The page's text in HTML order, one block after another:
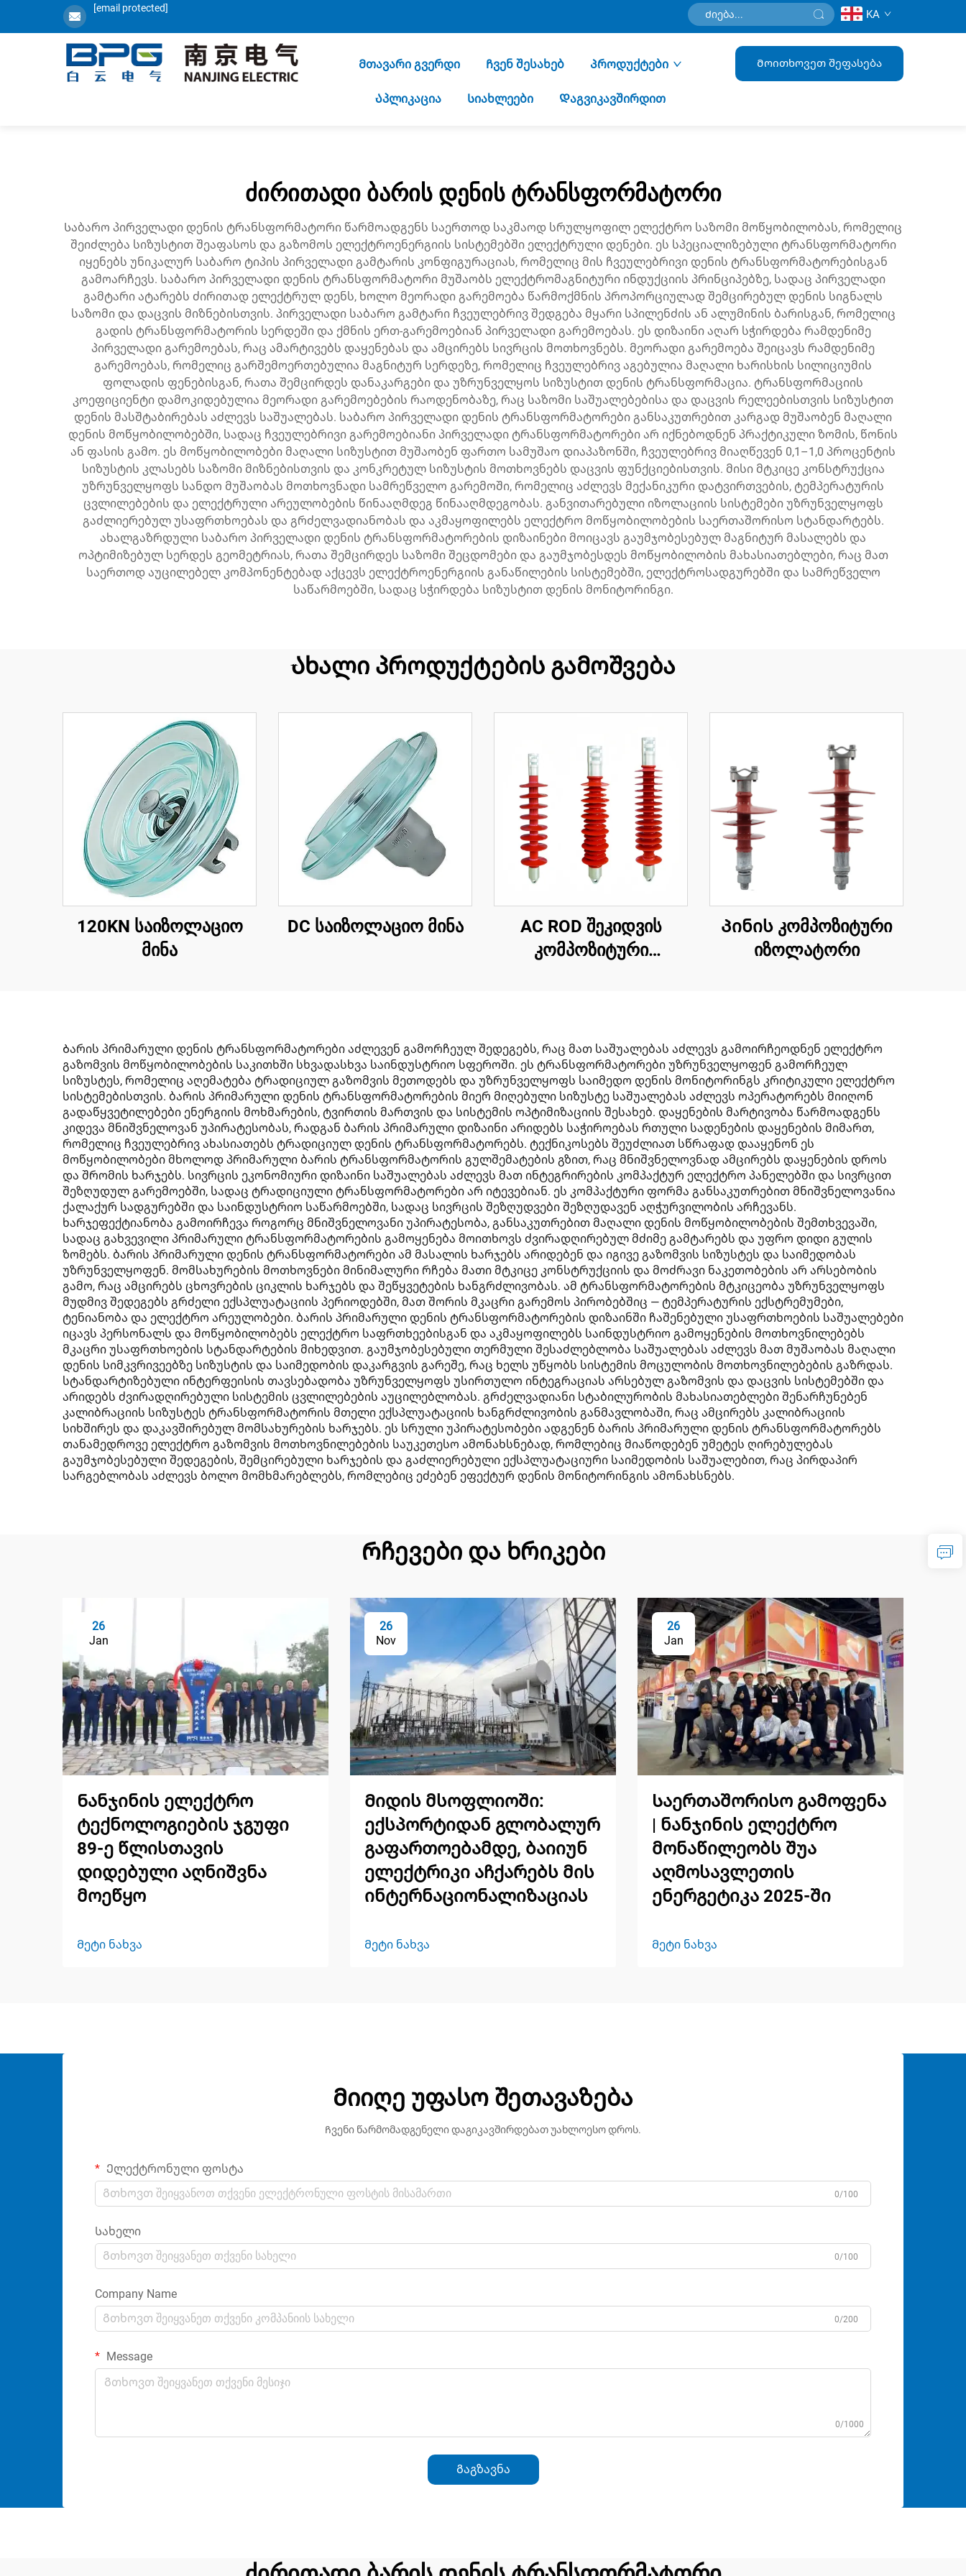
[email protected] KA
Მთავარი გვერდი Ჩვენ შესახებ Პროდუქტები
Აპლიკაცია Სიახლეები Დაგვიკავშირდით
Მოითხოვეთ შეფასება
ძირითადი ბარის დენის ტრანსფორმატორი
Საბარო პირველადი დენის ტრანსფორმატორი წარმოადგენს საერთოდ საკმაოდ სრულყოფილ ელექტრო საზომი მოწყობილობას, რომელიც
შეიძლება სიზუსტით შეაფასოს და გაზომოს ელექტროენერგიის სისტემებში ელექტრული დენები. ეს სპეციალიზებული ტრანსფორმატორი
იყენებს უნიკალურ საბარო ტიპის პირველადი გამტარის კონფიგურაციას, რომელიც მის ჩვეულებრივი დენის ტრანსფორმატორებისგან
გამოარჩევს. საბარო პირველადი დენის ტრანსფორმატორი მუშაობს ელექტრომაგნიტური ინდუქციის პრინციპებზე, სადაც პირველადი
გამტარი ატარებს ძირითად ელექტრულ დენს, ხოლო მეორადი გარემოება წარმოქმნის პროპორციულად შემცირებულ დენის სიგნალს
საზომი და დაცვის მიზნებისთვის. პირველადი საბარო გამტარი ჩვეულებრივ შედგება მყარი სპილენძის ან ალუმინის ბარისგან, რომელიც
გადის ტრანსფორმატორის სერდეში და ქმნის ერთ-გარემოებიან პირველადი გარემოებას. ეს დიზაინი აღარ სჭირდება რამდენიმე
პირველადი გარემოებას, რაც ამარტივებს დაყენებას და ამცირებს სივრცის მოთხოვნებს. მეორადი გარემოება შეიცავს რამდენიმე
გარემოებას, რომელიც გარშემოერთებულია მაგნიტურ სერდეზე, რომელიც ჩვეულებრივ აგებულია მაღალი ხარისხის სილიციუმის
ფოლადის ფენებისგან, რათა შემცირდეს დანაკარგები და უზრუნველყოს სიზუსტით დენის ტრანსფორმაცია. ტრანსფორმაციის
კოეფიციენტი დამოკიდებულია მეორადი გარემოებების რაოდენობაზე, რაც საზომი საშუალებებისა და დაცვის რელეებისთვის სიზუსტით
დენის მასშტაბირებას აძლევს საშუალებას. საბარო პირველადი დენის ტრანსფორმატორები განსაკუთრებით კარგად მუშაობენ მაღალი
დენის მოწყობილობებში, სადაც ჩვეულებრივი გარემოებიანი პირველადი ტრანსფორმატორები არ იქნებოდნენ პრაქტიკული ზომის, წონის
ან ფასის გამო. ეს მოწყობილობები მაღალი სიზუსტით მუშაობენ ფართო სამუშაო დიაპაზონში, ჩვეულებრივ მიაღწევენ 0,1–1,0 პროცენტის
სიზუსტის კლასებს საზომი მიზნებისთვის და კონკრეტულ სიზუსტის მოთხოვნებს დაცვის ფუნქციებისთვის. მისი მტკიცე კონსტრუქცია
უზრუნველყოფს სანდო მუშაობას მოთხოვნადი სამრეწველო გარემოში, რომელიც აძლევს მექანიკური დატვირთვების, ტემპერატურის
ცვლილებების და ელექტრული არეულობების წინააღმდეგ წინააღმდეგობას. განვითარებული იზოლაციის სისტემები უზრუნველყოფს
გაძლიერებულ უსაფრთხოებას და გრძელვადიანობას და აკმაყოფილებს ელექტრო მოწყობილობების საერთაშორისო სტანდარტებს.
ახალგაზრდული საბარო პირველადი დენის ტრანსფორმატორების დიზაინები მოიცავს გაუმჯობესებულ მაგნიტურ მასალებს და
ოპტიმიზებულ სერდეს გეომეტრიას, რათა შემცირდეს საზომი შეცდომები და გაუმჯობესდეს მოწყობილობის მახასიათებლები, რაც მათ
საერთოდ აუცილებელ კომპონენტებად აქცევს ელექტროენერგიის განაწილების სისტემებში, ელექტროსადგურებში და სამრეწველო
საწარმოებში, სადაც სჭირდება სიზუსტით დენის მონიტორინგი.
Ახალი პროდუქტების გამოშვება
120KN საიზოლაციო
მინა
DC საიზოლაციო მინა
AC ROD შეკიდვის
კომპოზიტური
Პინის კომპოზიტური
იზოლატორი
Ბარის პრიმარული დენის ტრანსფორმატორები აძლევენ გამორჩეულ შედეგებს, რაც მათ საშუალებას აძლევს გამოირჩეოდნენ ელექტრო
გაზომვის მოწყობილობების საკითხში სხვადასხვა საინდუსტრიო სფეროში. ეს ტრანსფორმატორები უზრუნველყოფენ გამორჩეულ
სიზუსტეს, რომელიც აღემატება ტრადიციულ გაზომვის მეთოდებს და უზრუნველყოფს საიმედო დენის მონიტორინგს კრიტიკული ელექტრო
სისტემებისთვის. ბარის პრიმარული დენის ტრანსფორმატორების მიერ მიღებული სიზუსტე საშუალებას აძლევს ოპერატორებს მიიღონ
გადაწყვეტილებები ენერგიის მოხმარების, ტვირთის მართვის და სისტემის ოპტიმიზაციის შესახებ. დაყენების მარტივობა წარმოადგენს
კიდევა მნიშვნელოვან უპირატესობას, რადგან ბარის პრიმარული დიზაინი არიდებს საჭიროებას რთული სადენების დაყენების მიმართ,
რომელიც ჩვეულებრივ ახასიათებს ტრადიციულ დენის ტრანსფორმატორებს. ტექნიკოსებს შეუძლიათ სწრაფად დააყენონ ეს
მოწყობილობები მხოლოდ პრიმარული ბარის ტრანსფორმატორის გულშემატების გზით, რაც მნიშვნელოვნად ამცირებს დაყენების დროს
და შრომის ხარჯებს. სივრცის ეკონომიური დიზაინი საშუალებას აძლევს მათ ინტეგრირების კომპაქტურ ელექტრო პანელებში და სივრცით
შეზღუდულ გარემოებში, სადაც ტრადიციული ტრანსფორმატორები არ იტევებიან. ეს კომპაქტური ფორმა განსაკუთრებით მნიშვნელოვანია
ქალაქურ სადგურებში და საინდუსტრიო საწარმოებში, სადაც სივრცის შეზღუდვები შეზღუდავენ აღჭურვილობის არჩევანს.
ხარჯეფექტიანობა გამოირჩევა როგორც მნიშვნელოვანი უპირატესობა, განსაკუთრებით მაღალი დენის მოწყობილობების შემთხვევაში,
სადაც გახვევილი პრიმარული ტრანსფორმატორების გამოყენება მოითხოვს ძვირადღირებულ მძიმე გამტარებს და უფრო დიდი გულის
ზომებს. ბარის პრიმარული დენის ტრანსფორმატორები ამ მასალის ხარჯებს არიდებენ და იგივე გაზომვის სიზუსტეს და საიმედობას
უზრუნველყოფენ. მომსახურების მოთხოვნები მინიმალური რჩება მათი მტკიცე კონსტრუქციის და მოძრავი ნაკეთობების არ არსებობის
გამო, რაც ამცირებს ცხოვრების ციკლის ხარჯებს და შეწყვეტების ხანგრძლივობას. ამ ტრანსფორმატორების მტკიცეობა უზრუნველყოფს
მუდმივ შედეგებს გრძელი ექსპლუატაციის პერიოდებში, მათ შორის მკაცრი გარემოს პირობებშიც — ტემპერატურის ექსტრემუმები,
ტენიანობა და ელექტრო არეულობები. ბარის პრიმარული დენის ტრანსფორმატორების დიზაინში ჩაშენებული უსაფრთხოების საშუალებები
იცავს პერსონალს და მოწყობილობებს ელექტრო საფრთხეებისგან და აკმაყოფილებს საინდუსტრიო გამოყენების მოთხოვნილებებს
მკაცრი უსაფრთხოების სტანდარტების მიხედვით. გაუმჯობესებული თერმული შესაძლებლობა საშუალებას აძლევს მათ მუშაობას მაღალი
დენის სიმკვრივეებზე სიზუსტის და საიმედობის დაკარგვის გარეშე, რაც ხელს უწყობს სისტემის მოცულობის მოთხოვნილებების გაზრდას.
სტანდარტიზებული ინტერფეისის თავსებადობა უზრუნველყოფს უსირთულო ინტეგრაციას არსებულ გაზომვის და დაცვის სისტემებში და
არიდებს ძვირადღირებული სისტემის ცვლილებების აუცილებლობას. გრძელვადიანი სტაბილურობის მახასიათებლები შენარჩუნებენ
კალიბრაციის სიზუსტეს ტრანსფორმატორის მთელი ექსპლუატაციის ხანგრძლივობის განმავლობაში, რაც ამცირებს კალიბრაციის
სიხშირეს და დაკავშირებულ მომსახურების ხარჯებს. ეს სრული უპირატესობები ადგენენ ბარის პრიმარული დენის ტრანსფორმატორებს
თანამედროვე ელექტრო გაზომვის მოთხოვნილებების საუკეთესო ამონახსნებად, რომლებიც მიაწოდებენ უმეტეს ღირებულებას
გაუმჯობესებული შედეგების, შემცირებული ხარჯების და გაძლიერებული ექსპლუატაციური საიმედობის საშუალებით, რაც პირდაპირ
სარგებლობას აძლევს ბოლო მომხმარებლებს, რომლებიც ეძებენ ეფექტურ დენის მონიტორინგის ამონახსნებს.
Რჩევები და ხრიკები
26
Jan
Ნანჯინის ელექტრო
ტექნოლოგიების ჯგუფი
89-ე წლისთავის
დიდებული აღნიშვნა
მოეწყო
Მეტი ნახვა
26
Nov
Მიდის მსოფლიოში:
ექსპორტიდან გლობალურ
გაფართოებამდე, ბაიიუნ
ელექტრიკი აჩქარებს მის
ინტერნაციონალიზაციას
Მეტი ნახვა
26
Jan
Საერთაშორისო გამოფენა
| ნანჯინის ელექტრო
მონაწილეობს შუა
აღმოსავლეთის
ენერგეტიკა 2025-ში
Მეტი ნახვა
Მიიღე უფასო შეთავაზება
Ჩვენი წარმომადგენელი დაგიკავშირდებათ უახლოესო დროს.
Ელექტრონული ფოსტა
0/100
Სახელი
0/100
Company Name
0/200
Message
0/1000
Გაგზავნა